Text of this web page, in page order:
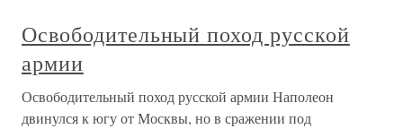
Освободительный поход русской
армии
Освободительный поход русской армии Наполеон
двинулся к югу от Москвы, но в сражении под